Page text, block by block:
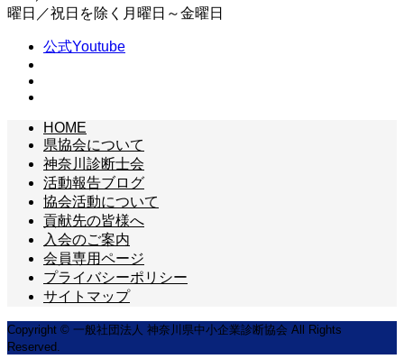
曜日／祝日を除く月曜日～金曜日
公式Youtube
HOME
県協会について
神奈川診断士会
活動報告ブログ
協会活動について
貢献先の皆様へ
入会のご案内
会員専用ページ
プライバシーポリシー
サイトマップ
Copyright © 一般社団法人 神奈川県中小企業診断協会 All Rights
Reserved.